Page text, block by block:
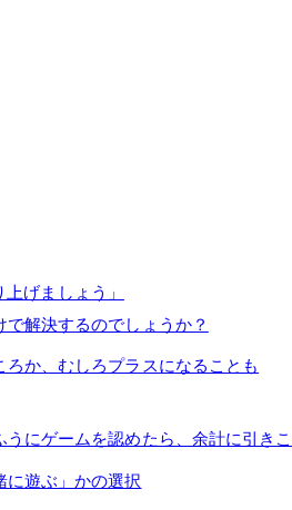
げましょう」
解決するのでしょうか？
か、むしろプラスになることも
にゲームを認めたら、余計に引きこ
に遊ぶ」かの選択